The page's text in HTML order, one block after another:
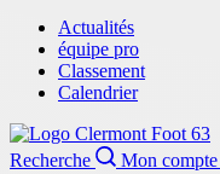
Actualités
équipe pro
Classement
Calendrier
Recherche
Mon compte